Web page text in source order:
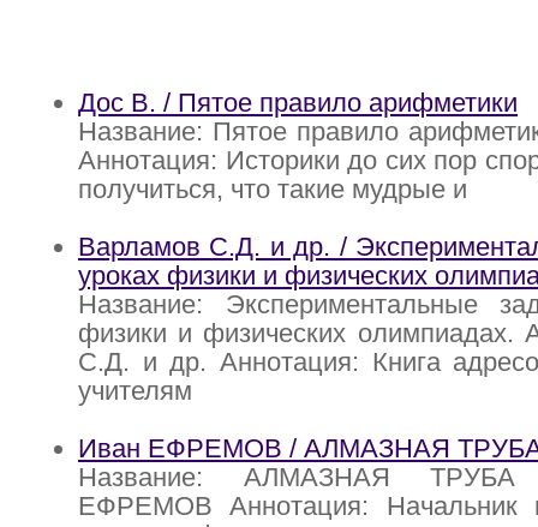
Дос В. / Пятое правило арифметики
Название: Пятое правило
Аннотация: Историки до сих пор
получиться, что такие мудрые и
Варламов С.Д. и др. /
уроках физики и физических
Название: Экспериментальные
физики и физических олимпиадах.
С.Д. и др. Аннотация: Книга
учителям
Иван ЕФРЕМОВ / АЛМАЗНАЯ
Название: АЛМАЗНАЯ
ЕФРЕМОВ Аннотация: Начальник